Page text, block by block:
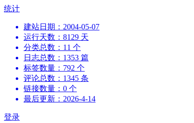
跳
统计
建站日期：2004-05-07
运行天数：8129 天
分类总数：11 个
日志总数：1353 篇
标签数量：792 个
评论总数：1345 条
链接数量：0 个
最后更新：2026-4-14
登录